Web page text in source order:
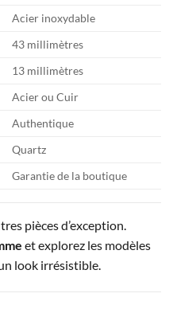
Acier inoxydable
43 millimètres
13 millimètres
Acier ou Cuir
Authentique
Quartz
Garantie de la boutique
pièces d’exception.
et explorez les modèles
look irrésistible.